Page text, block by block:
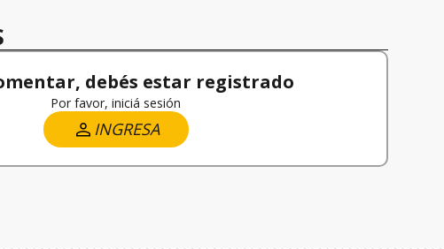
debés estar registrado
Por favor, iniciá sesión
INGRESA